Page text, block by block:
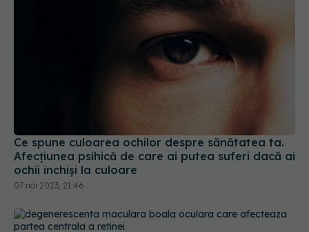
Ce spune culoarea ochilor despre sănătatea ta.
Afecțiunea psihică de care ai putea suferi dacă ai
ochii închiși la culoare
07 noi 2023, 21:46